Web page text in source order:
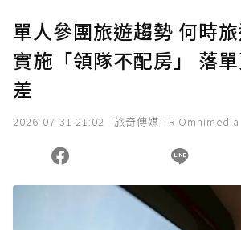
您當前剩餘 U 利點數：0點；前往
單人參團旅遊趨勢 何時
實施「領隊不配房」 落
差
2026-07-31 21:02 旅奇傳媒 TR Omnimedia